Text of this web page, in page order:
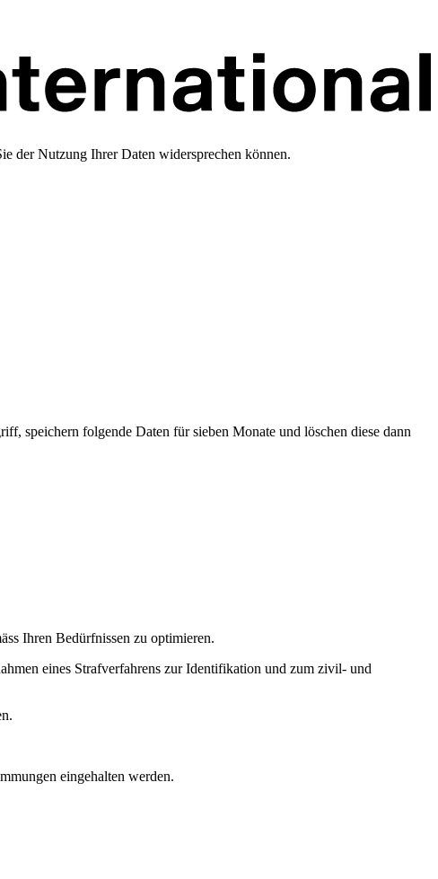
der Nutzung Ihrer Daten widersprechen können.
speichern folgende Daten für sieben Monate und löschen diese dann
Ihren Bedürfnissen zu optimieren.
eines Strafverfahrens zur Identifikation und zum zivil- und
eingehalten werden.